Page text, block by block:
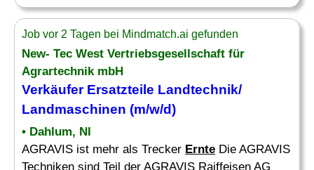
Job vor 2 Tagen bei Mindmatch.ai gefunden
New- Tec West Vertriebsgesellschaft für
Agrartechnik mbH
Verkäufer Ersatzteile Landtechnik/
Landmaschinen (m/w/d)
• Dahlum, NI
AGRAVIS ist mehr als Trecker Ernte Die AGRAVIS
Techniken sind Teil der AGRAVIS Raiffeisen AG